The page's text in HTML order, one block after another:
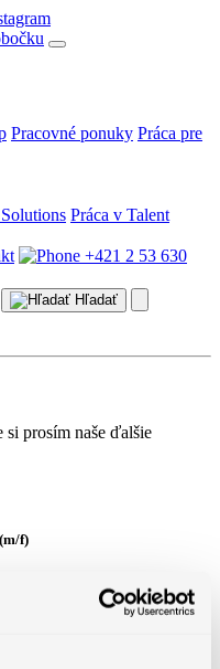
Pracovné ponuky Práca pre
Práca v Talent
+421 2 53 630
Hľadať
si prosím naše ďalšie
f)